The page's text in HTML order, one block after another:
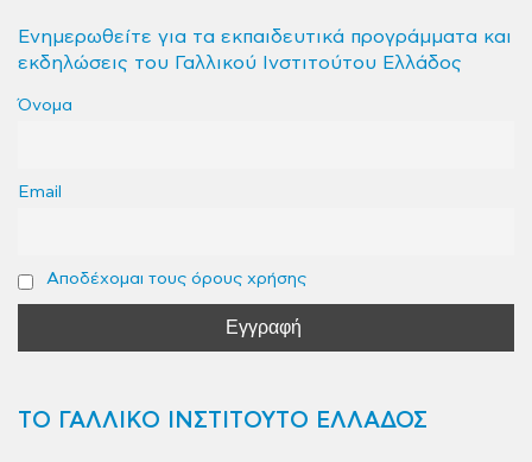
Ενημερωθείτε για τα εκπαιδευτικά προγράμματα και
εκδηλώσεις του Γαλλικού Ινστιτούτου Ελλάδος
Όνομα
Email
Αποδέχομαι τους όρους χρήσης
ΤΟ ΓΑΛΛΙΚΟ ΙΝΣΤΙΤΟΥΤΟ ΕΛΛΑΔΟΣ